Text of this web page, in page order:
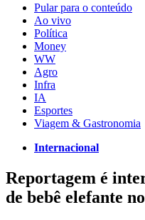
Pular para o conteúdo
Ao vivo
Política
Money
WW
Agro
Infra
IA
Esportes
Viagem & Gastronomia
Internacional
Reportagem é
de bebê elefante